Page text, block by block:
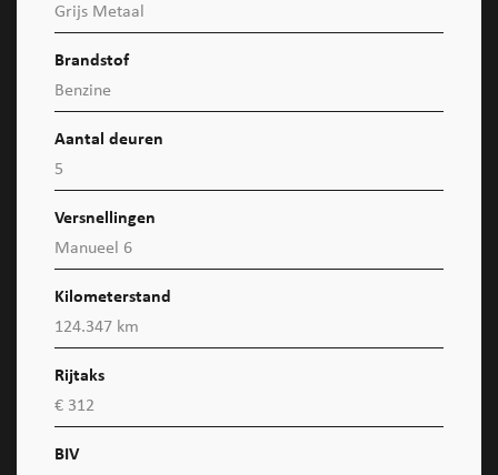
Grijs Metaal
Brandstof
Benzine
Aantal deuren
5
Versnellingen
Manueel 6
Kilometerstand
124.347 km
Rijtaks
€ 312
BIV